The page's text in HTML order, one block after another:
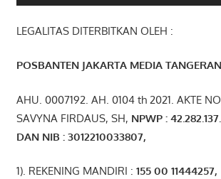
LEGALITAS DITERBITKAN OLEH :
POSBANTEN JAKARTA MEDIA
AHU. 0007192. AH. 0104 th 2021. AKTE
SAVYNA FIRDAUS, SH, NPWP : 42. 282 .137
DAN NIB :3012210033807,
1). REKENING MANDIRI : 155 00 11444257,